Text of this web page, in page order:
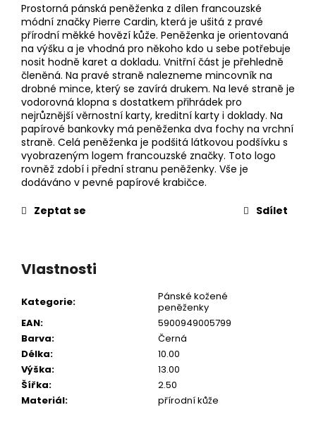
Prostorná pánská peněženka z dílen francouzské
módní značky Pierre Cardin, která je ušitá z pravé
přírodní měkké hovězí kůže. Peněženka je orientovaná
na výšku a je vhodná pro někoho kdo u sebe potřebuje
nosit hodně karet a dokladu. Vnitřní část je přehledně
členěná. Na pravé straně nalezneme mincovník na
drobné mince, který se zavírá drukem. Na levé straně je
vodorovná klopna s dostatkem přihrádek pro
nejrůznější věrnostní karty, kreditní karty i doklady. Na
papírové bankovky má peněženka dva fochy na vrchní
straně. Celá peněženka je podšitá látkovou podšívku s
vyobrazeným logem francouzské značky. Toto logo
rovněž zdobí i přední stranu peněženky. Vše je
dodáváno v pevné papírové krabičce.
Zeptat se
Sdílet
Vlastnosti
Kategorie:
Pánské kožené
peněženky
EAN:
5900949005799
Barva:
Černá
Délka:
10.00
Výška:
13.00
Šířka:
2.50
Materiál: přírodní kůže